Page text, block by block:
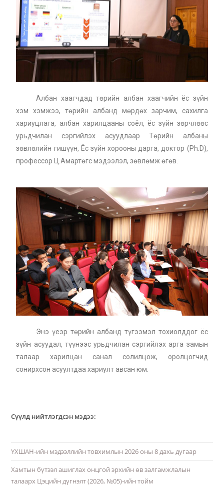
Албан хаагчдад төрийн албан хаагчийн ёс зүйн
хэм хэмжээ, төрийн албанд мөрдөх зарчим, сахилга
хариуцлага, албан харилцааны соёл, ёс зүйн зөрчлөөс
урьдчилан сэргийлэх асуудлаар Төрийн албаны
зөвлөлийн гишүүн, Ёс зүйн хорооны дарга, доктор (Ph.D),
профессор Ц.Амартөгс мэдээлэл, зөвлөмж өгөв.
Энэ үеэр төрийн албанд түгээмэл тохиолддог ёс
зүйн асуудал, түүнээс урьдчилан сэргийлэх арга замын
талаар харилцан санал солилцож, оролцогчид
сонирхсон асуултдаа хариулт авсан юм.
Сүүлд нийтлэгдсэн мэдээ:
ҮХШАН-ийн мэдээллийн товхимлын 2026 оны 8 дахь дугаар
Хамтын бүтээл ашиглах онцгой эрхийн өв залгамжлалын
талаарх Цэцийн дүгнэлт (2026, №05)-ийн тойм